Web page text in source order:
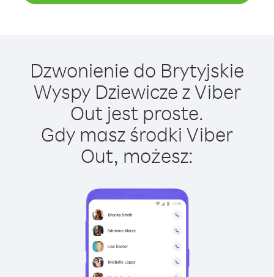
Dzwonienie do Brytyjskie
Wyspy Dziewicze z Viber
Out jest proste.
Gdy masz środki Viber
Out, możesz: